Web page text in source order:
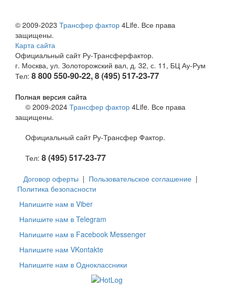
© 2009-2023 Трансфер фактор 4Life. Все права
защищены.
Карта сайта
Официальный сайт Ру-Трансферфактор.
г. Москва, ул. Золоторожский вал, д. 32, с. 11, БЦ Ау-Рум
Тел: 8 800 550-90-22, 8 (495) 517-23-77
Полная версия сайта
© 2009-2024 Трансфер фактор 4Life. Все права
защищены.
Официальный сайт Ру-Трансфер Фактор.
Тел: 8 (495) 517-23-77
Договор оферты | Пользовательское соглашение |
Политика безопасности
Напишите нам в Viber
Напишите нам в Telegram
Напишите нам в Facebook Messenger
Напишите нам VKontakte
Напишите нам в Одноклассники